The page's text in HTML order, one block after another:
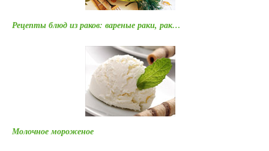
Рецепты блюд из раков: вареные раки, рак…
Молочное мороженое